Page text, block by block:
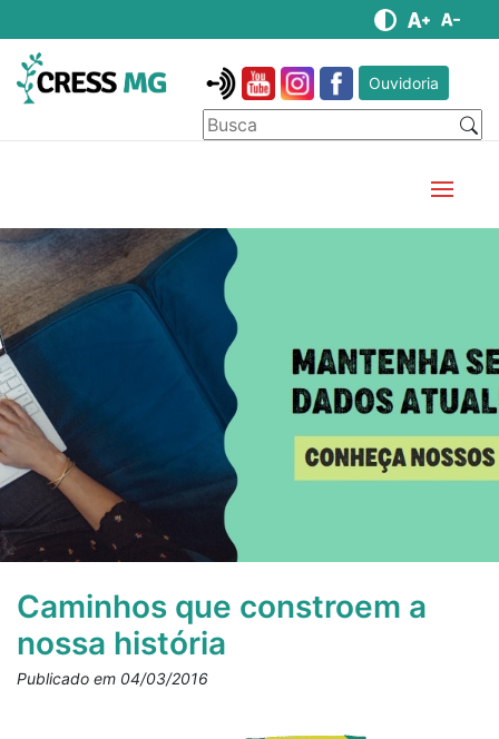
Ouvidoria
Caminhos que constroem a
nossa história
Publicado em 04/03/2016